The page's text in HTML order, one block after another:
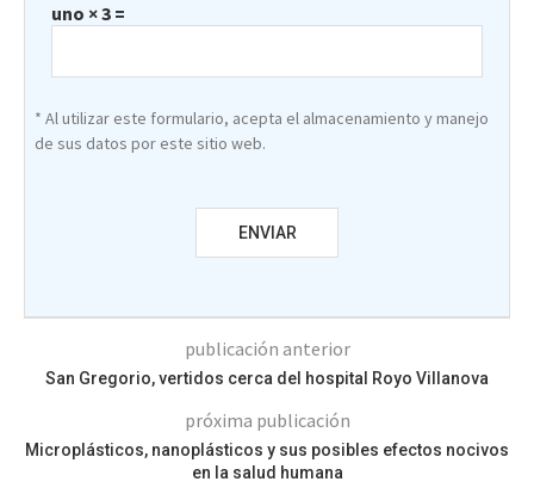
uno × 3 =
* Al utilizar este formulario, acepta el almacenamiento y manejo
de sus datos por este sitio web.
publicación anterior
San Gregorio, vertidos cerca del hospital Royo Villanova
próxima publicación
Microplásticos, nanoplásticos y sus posibles efectos nocivos
en la salud humana